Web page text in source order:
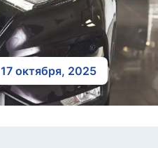
17 октября, 2025